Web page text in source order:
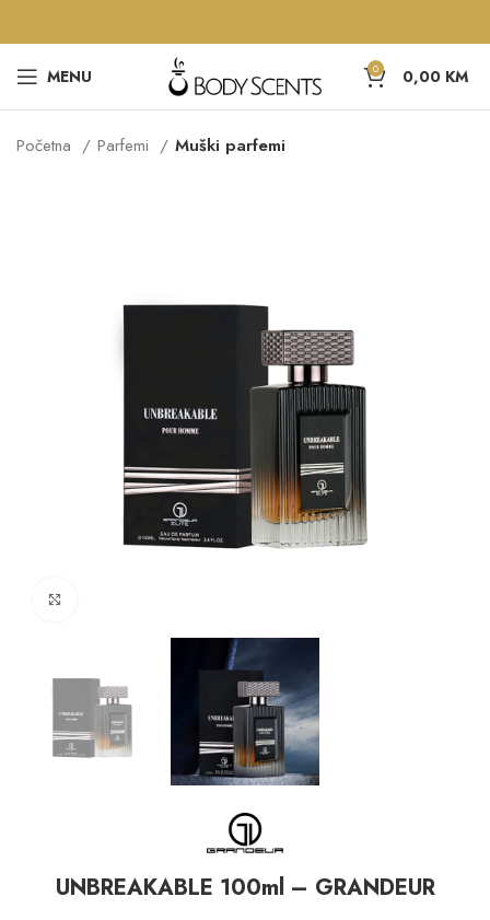
MENU 0 0,00 KM
Početna Parfemi Muški parfemi
UNBREAKABLE 100ml – GRANDEUR